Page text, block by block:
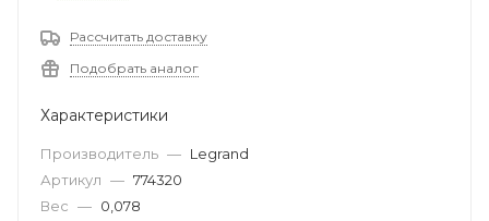
Рассчитать доставку
Подобрать аналог
Характеристики
Производитель — Legrand
Артикул — 774320
Вес — 0,078